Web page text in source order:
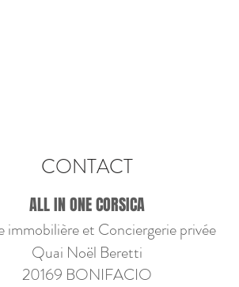
CONTACT
ALL IN ONE CORSICA
immobilière et Conciergerie privée
Quai Noël Beretti
20169 BONIFACIO